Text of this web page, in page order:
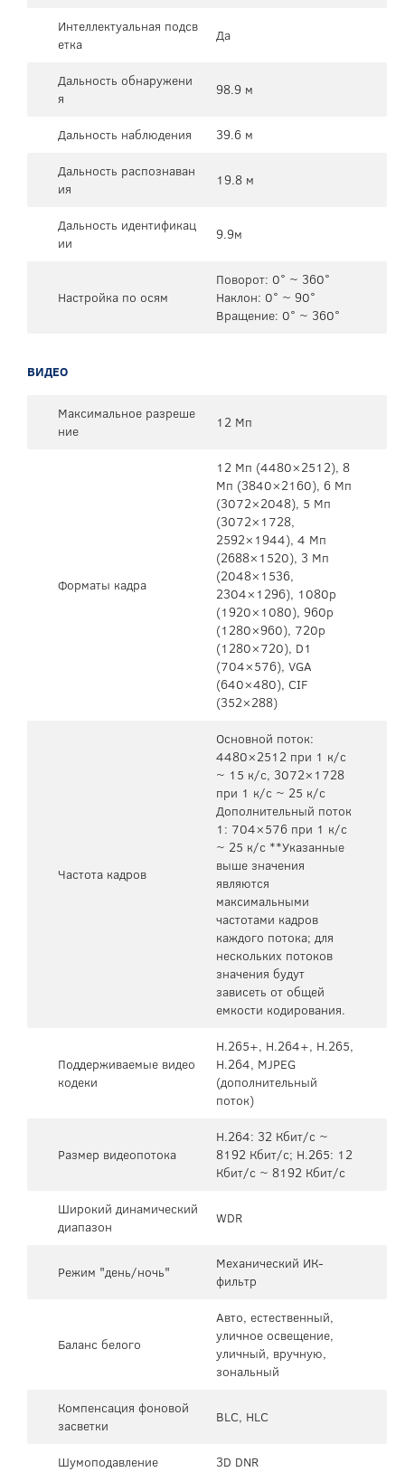
Интеллектуальная подсв
етка
Да
Дальность обнаружени
я
98.9 м
Дальность наблюдения
39.6 м
Дальность распознаван
ия
19.8 м
Дальность идентификац
ии
9.9м
Настройка по осям
Поворот: 0° ~ 360°
Наклон: 0° ~ 90°
Вращение: 0° ~ 360°
ВИДЕО
Максимальное разреше
ние
12 Мп
Форматы кадра
12 Мп (4480×2512), 8
Mп (3840×2160), 6 Mп
(3072×2048), 5 Mп
(3072×1728,
2592×1944), 4 Mп
(2688×1520), 3 Mп
(2048×1536,
2304×1296), 1080p
(1920×1080), 960p
(1280×960), 720p
(1280×720), D1
(704×576), VGA
(640×480), CIF
(352×288)
Частота кадров
Основной поток:
4480×2512 при 1 к/с
~ 15 к/с, 3072×1728
при 1 к/с ~ 25 к/с
Дополнительный поток
1: 704×576 при 1 к/с
~ 25 к/с **Указанные
выше значения
являются
максимальными
частотами кадров
каждого потока; для
нескольких потоков
значения будут
зависеть от общей
емкости кодирования.
Поддерживаемые видео
кодеки
H.265+, H.264+, H.265,
H.264, MJPEG
(дополнительный
поток)
Размер видеопотока
H.264: 32 Кбит/с ~
8192 Кбит/с; H.265: 12
Кбит/с ~ 8192 Кбит/с
Широкий динамический
диапазон
WDR
Режим "день/ночь"
Механический ИК-
фильтр
Баланс белого
Авто, естественный,
уличное освещение,
уличный, вручную,
зональный
Компенсация фоновой
засветки
BLC, HLC
Шумоподавление 3D DNR